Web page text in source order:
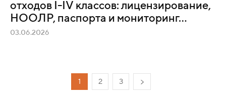
отходов I-IV классов: лицензирование,
НООЛР, паспорта и мониторинг...
03.06.2026
1 2 3